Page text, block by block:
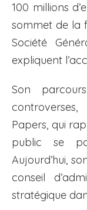
100 millions
sommet de la
Société
expliquent
Son
Papers, qui
public se
Aujourd’hui,
conseil
stratégique